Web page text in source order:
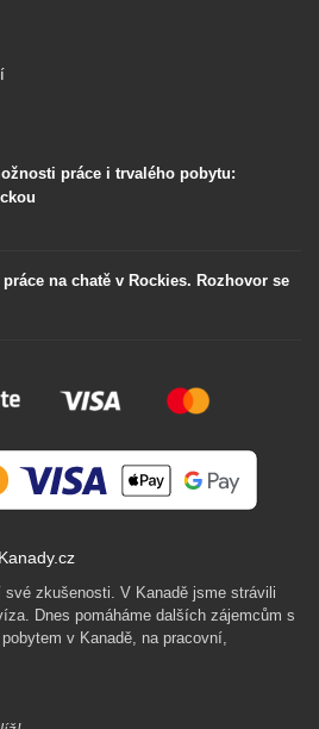
práce i trvalého pobytu:
na chatě v Rockies. Rozhovor se
zkušenosti. V Kanadě jsme strávili
Dnes pomáháme dalších zájemcům s
v Kanadě, na pracovní,